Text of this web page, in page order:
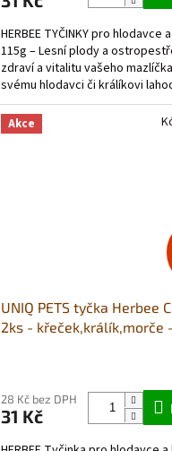
HERBEE TYČINKY pro hlodavce
115g – Lesní plody a
zdraví a vitalitu vašeho
svému hlodavci či králíkovi
zdravou odměnu v...
Akce
UNIQ PETS tyčka Herbee
2ks - křeček,králík,morče
28 Kč bez DPH
31 Kč